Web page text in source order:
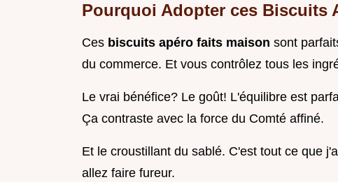
Pourquoi Adopter ces Biscuits
Ces biscuits apéro faits maison sont
du commerce. Et vous contrôlez tous les
Le vrai bénéfice? Le goût! L'équilibre est
Ça contraste avec la force du Comté affiné.
Et le croustillant du sablé. C'est tout ce que
allez faire fureur.